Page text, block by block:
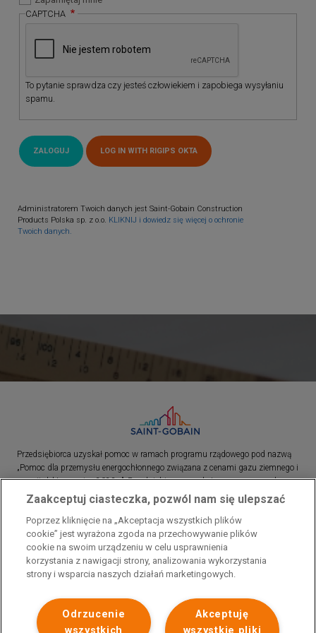
CAPTCHA
To pytanie sprawdza czy jesteś człowiekiem i zapobiega wysyłaniu
spamu.
Administratorem Twoich danych jest Saint-Gobain Construction
Products Polska sp. z o.o. KLIKNIJ i dowiedz się więcej o ochronie
Twoich danych.
Przedsiębiorca uzyskał pomoc w ramach programu rządowego pod nazwą
„Pomoc dla przemysłu energochłonnego związana z cenami gazu ziemnego i
energii elektrycznej w 2023 r.”. Przedsiębiorca uzyskał pomoc w ramach
programu rządowego pod nazwą: „Pomoc dla sektorów energochłonnych
związana z nagłymi wzrostami cen gazu ziemnego i energii elektrycznej w
2022 r.”
Zaakceptuj ciasteczka, pozwól nam się ulepszać
Poprzez kliknięcie na „Akceptacja wszystkich plików
cookie” jest wyrażona zgoda na przechowywanie plików
cookie na swoim urządzeniu w celu usprawnienia
korzystania z nawigacji strony, analizowania wykorzystania
strony i wsparcia naszych działań marketingowych.
Akceptuję
wszystkie pliki
Odrzucenie
wszystkich